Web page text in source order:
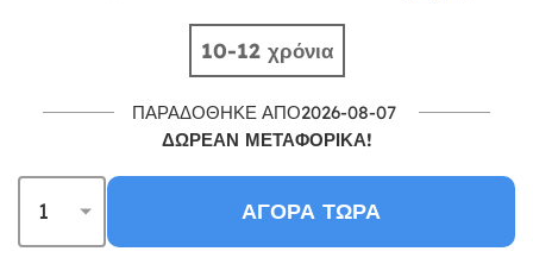
10-12 χρόνια
ΠΑΡΑΔΌΘΗΚΕ ΑΠΌ2026-08-07
ΔΩΡΕΑΝ ΜΕΤΑΦΟΡΙΚΆ!
ΑΓΟΡΆ ΤΏΡΑ